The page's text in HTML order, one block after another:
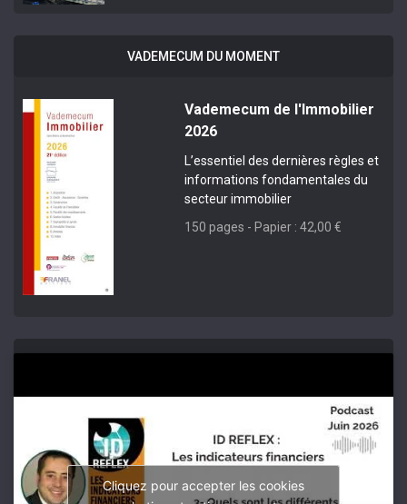
VADEMECUM DU MOMENT
Vademecum de l'Immobilier
2026
L’essentiel des dernières règles et
informations fondamentales du
secteur immobilier
150 pages - Papier : 42,00 €
Cliquez pour accepter les cookies